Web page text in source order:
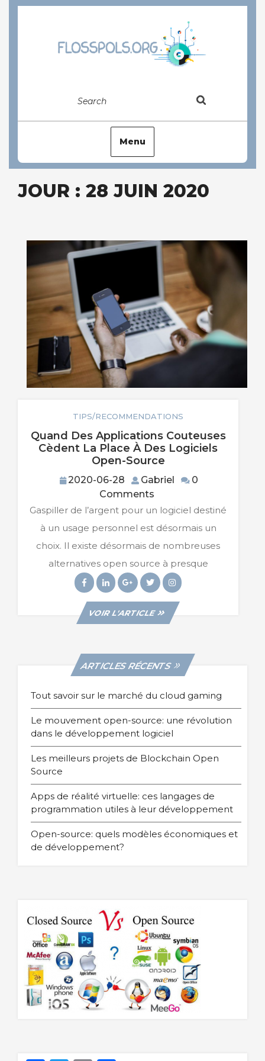
Skip
Menu
JOUR : 28 JUIN 2020
TIPS/RECOMMENDATIONS
Quand Des Applications Couteuses
Cèdent La Place À Des Logiciels
Open-SourceQuand
Applications
Cèdent
La
Place
À
Des
Logiciels
Open-
Source
2020-06-28
2020-
06-
28
Gabriel Gabriel
0
Comments
Gaspiller de l’argent pour un logiciel destiné
à un usage personnel est désormais un
choix. Il existe désormais de nombreuses
alternatives open source à presque
Facebook
LinkedinGoogleplus
TwitterInstagram
VOIR L'ARTICLE
VIEW
POST
ARTICLES RÉCENTS
Tout savoir sur le marché du cloud gaming
Le mouvement open-source: une révolution
dans le développement logiciel
Les meilleurs projets de Blockchain Open
Source
Apps de réalité virtuelle: ces langages de
programmation utiles à leur développement
Open-source: quels modèles économiques et
de développement?